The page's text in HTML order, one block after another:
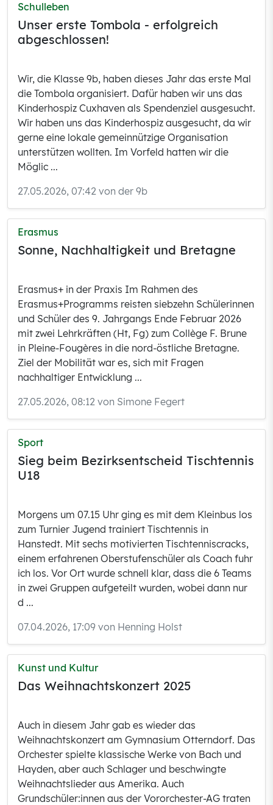
Schulleben
Unser erste Tombola - erfolgreich
abgeschlossen!
Wir, die Klasse 9b, haben dieses Jahr das erste Mal
die Tombola organisiert. Dafür haben wir uns das
Kinderhospiz Cuxhaven als Spendenziel ausgesucht.
Wir haben uns das Kinderhospiz ausgesucht, da wir
gerne eine lokale gemeinnützige Organisation
unterstützen wollten. Im Vorfeld hatten wir die
Möglic ...
27.05.2026, 07:42 von der 9b
Erasmus
Sonne, Nachhaltigkeit und Bretagne
Erasmus+ in der Praxis Im Rahmen des
Erasmus+Programms reisten siebzehn Schülerinnen
und Schüler des 9. Jahrgangs Ende Februar 2026
mit zwei Lehrkräften (Ht, Fg) zum Collège F. Brune
in Pleine-Fougères in die nord-östliche Bretagne.
Ziel der Mobilität war es, sich mit Fragen
nachhaltiger Entwicklung ...
27.05.2026, 08:12 von Simone Fegert
Sport
Sieg beim Bezirksentscheid Tischtennis
U18
Morgens um 07.15 Uhr ging es mit dem Kleinbus los
zum Turnier Jugend trainiert Tischtennis in
Hanstedt. Mit sechs motivierten Tischtenniscracks,
einem erfahrenen Oberstufenschüler als Coach fuhr
ich los. Vor Ort wurde schnell klar, dass die 6 Teams
in zwei Gruppen aufgeteilt wurden, wobei dann nur
d ...
07.04.2026, 17:09 von Henning Holst
Kunst und Kultur
Das Weihnachtskonzert 2025
Auch in diesem Jahr gab es wieder das
Weihnachtskonzert am Gymnasium Otterndorf. Das
Orchester spielte klassische Werke von Bach und
Hayden, aber auch Schlager und beschwingte
Weihnachtslieder aus Amerika. Auch
Grundschüler:innen aus der Vororchester-AG traten